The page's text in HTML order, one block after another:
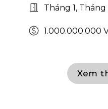
Tháng 1,
1.000.000.000
Xem